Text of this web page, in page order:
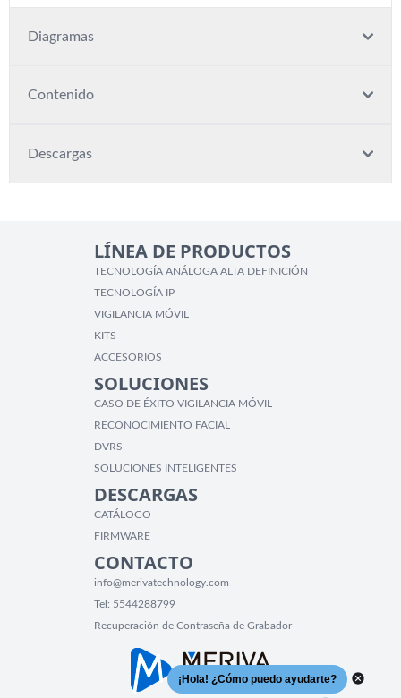
Diagramas
Contenido
Descargas
LÍNEA DE PRODUCTOS
TECNOLOGÍA ANÁLOGA ALTA DEFINICIÓN
TECNOLOGÍA IP
VIGILANCIA MÓVIL
KITS
ACCESORIOS
SOLUCIONES
CASO DE ÉXITO VIGILANCIA MÓVIL
RECONOCIMIENTO FACIAL
DVRS
SOLUCIONES INTELIGENTES
DESCARGAS
CATÁLOGO
FIRMWARE
CONTACTO
info@merivatechnology.com
Tel: 5544288799
Recuperación de Contraseña de Grabador